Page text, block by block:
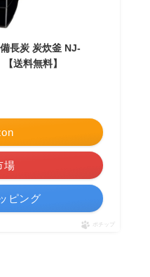
長炭 炭炊釜 NJ-
送料無料】
場
ピング
ポチップ